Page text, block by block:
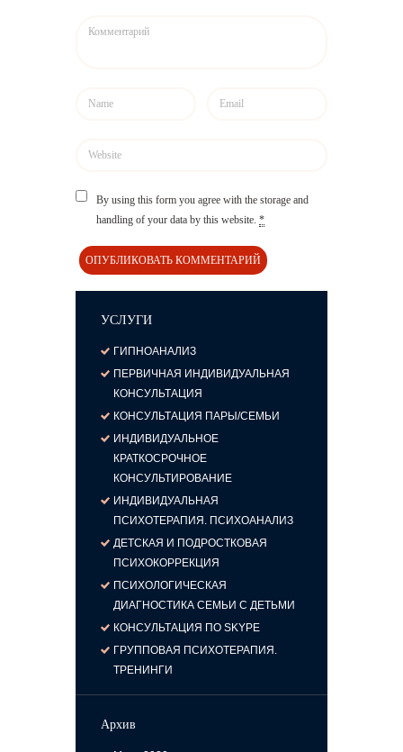
By using this form you agree with the storage and
handling of your data by this website. *
УСЛУГИ
ГИПНОАНАЛИЗ
ПЕРВИЧНАЯ ИНДИВИДУАЛЬНАЯ
КОНСУЛЬТАЦИЯ
КОНСУЛЬТАЦИЯ ПАРЫ/СЕМЬИ
ИНДИВИДУАЛЬНОЕ
КРАТКОСРОЧНОЕ
КОНСУЛЬТИРОВАНИЕ
ИНДИВИДУАЛЬНАЯ
ПСИХОТЕРАПИЯ. ПСИХОАНАЛИЗ
ДЕТСКАЯ И ПОДРОСТКОВАЯ
ПСИХОКОРРЕКЦИЯ
ПСИХОЛОГИЧЕСКАЯ
ДИАГНОСТИКА СЕМЬИ С ДЕТЬМИ
КОНСУЛЬТАЦИЯ ПО SKYPE
ГРУППОВАЯ ПСИХОТЕРАПИЯ.
ТРЕНИНГИ
Архив